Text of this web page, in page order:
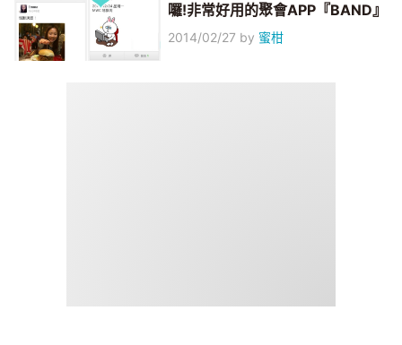
囉!非常好用的聚會APP『BAND』
2014/02/27 by 蜜柑